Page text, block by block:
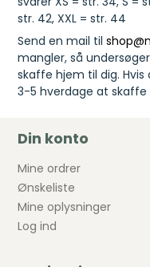
str. 42, XXL = str. 44
Send en mail til
mangler, så
skaffe hjem til dig.
3-5 hverdage at skaffe
Din konto
Mine ordrer
Ønskeliste
Mine oplysninger
Log ind